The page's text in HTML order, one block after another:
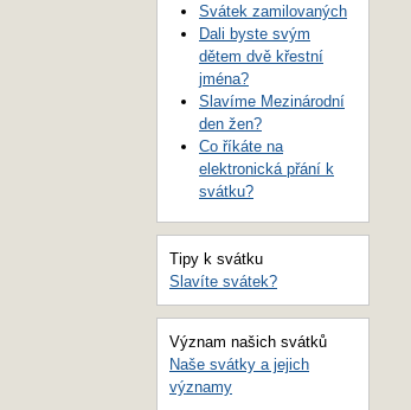
Svátek zamilovaných
Dali byste svým
dětem dvě křestní
jména?
Slavíme Mezinárodní
den žen?
Co říkáte na
elektronická přání k
svátku?
Tipy k svátku
Slavíte svátek?
Význam našich svátků
Naše svátky a jejich
významy